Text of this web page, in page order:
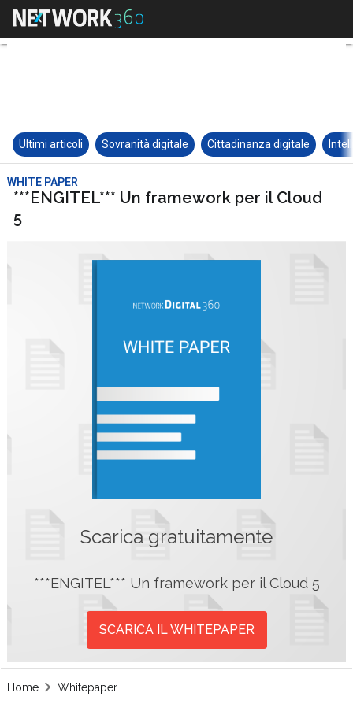
Ultimi articoli Sovranità digitale Cittadinanza digitale
WHITE PAPER
***ENGITEL*** Un framework per il Cloud
5
Scarica gratuitamente
***ENGITEL*** Un framework per il Cloud 5
SCARICA IL WHITEPAPER
Home Whitepaper